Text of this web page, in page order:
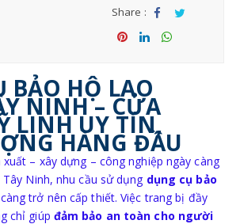
HỘ
HỘ
Share :
Sha Tw
re
re
BẢO HỘ LAO
NINH – CỬA
LINH UY TÍN,
HÀNG ĐẦU
– xây dựng – công nghiệp ngày càng
Ninh, nhu cầu sử dụng dụng cụ bảo
trở nên cấp thiết. Việc trang bị đầy
chỉ giúp đảm bảo an toàn cho người